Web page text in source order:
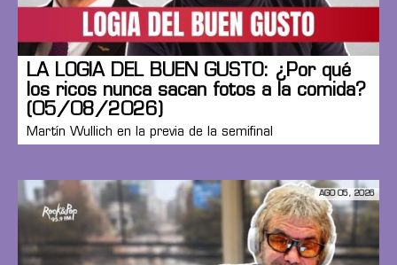
LA LOGIA DEL BUEN GUSTO: ¿Por qué
los ricos nunca sacan fotos a la comida?
(05/08/2026)
Martín Wullich en la previa de la semifinal
AGO 05, 2026